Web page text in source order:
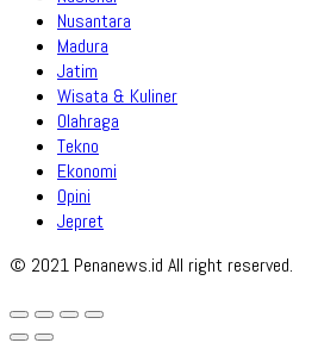
Nusantara
Madura
Jatim
Wisata & Kuliner
Olahraga
Tekno
Ekonomi
Opini
Jepret
© 2021 Penanews.id All right reserved.